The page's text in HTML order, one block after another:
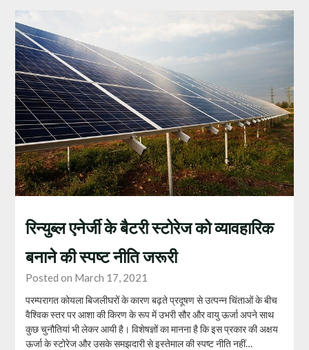
रिन्युब्ल एनेर्जी के बैटरी स्‍टोरेज को व्‍यावहारिक
बनाने की स्‍पष्‍ट नीति जरूरी
Posted on March 17, 2021
परम्‍परागत कोयला बिजलीघरों के कारण बढ़ते प्रदूषण से उत्‍पन्‍न चिंताओं के बीच
वैश्विक स्‍तर पर आशा की किरण के रूप में उभरी सौर और वायु ऊर्जा अपने साथ
कुछ चुनौतियां भी लेकर आयी है। विशेषज्ञों का मानना है कि इस प्रकार की अक्षय
ऊर्जा के स्‍टोरेज और उसके समझदारी से इस्‍तेमाल की स्‍पष्‍ट नीति नहीं…